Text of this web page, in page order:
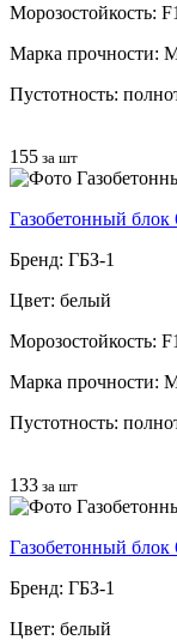
Морозостойкость:
Марка прочности:
Пустотность:
155 за шт
Газобетонный
Бренд: ГБЗ-1
Цвет: белый
Морозостойкость:
Марка прочности:
Пустотность:
133 за шт
Газобетонный
Бренд: ГБЗ-1
Цвет: белый